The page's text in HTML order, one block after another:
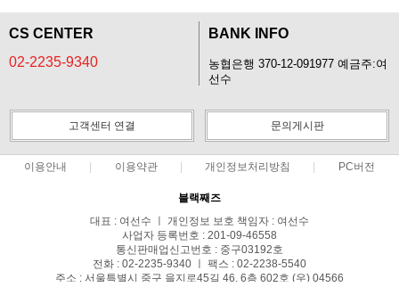
CS CENTER
02-2235-9340
BANK INFO
농협은행 370-12-091977 예금주:여
선수
고객센터 연결 문의게시판
이용안내 이용약관 개인정보처리방침 PC버전
블랙째즈
대표 : 여선수 ㅣ 개인정보 보호 책임자 : 여선수
사업자 등록번호 : 201-09-46558
통신판매업신고번호 : 중구03192호
전화 : 02-2235-9340 ㅣ 팩스 : 02-2238-5540
주소 : 서울특별시 중구 을지로45길 46, 6층 602호 (우) 04566